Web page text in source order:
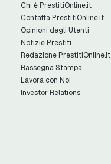
Chi è PrestitiOnline.it
Contatta PrestitiOnline.it
Opinioni degli Utenti
Notizie Prestiti
Redazione PrestitiOnline.it
Rassegna Stampa
Lavora con Noi
Investor Relations